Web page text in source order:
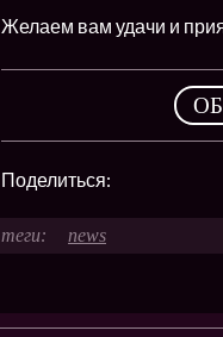
Желаем вам удачи и
Поделиться:
news